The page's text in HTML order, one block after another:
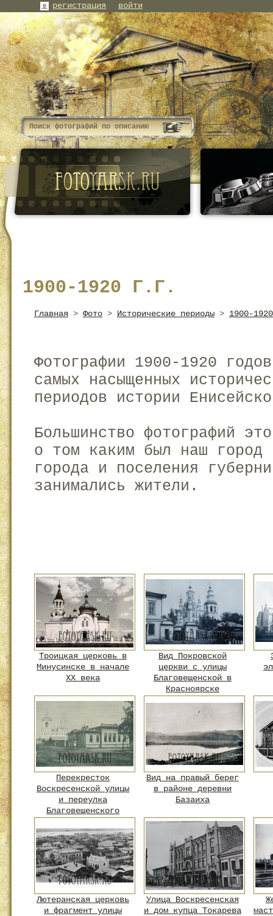
1900-1920 Г.Г.
Главная > Фото > Исторические периоды > 1900-
Фотографии 1900-1920
самых насыщенных
периодов истории
Большинство фотографий
о том каким был наш город
города и поселения
занимались жители.
Троицкая церковь в
Минусинске в начале
XX века
Вид Покровской
церкви с улицы
Благовещенской в
Красноярске
Перекресток
Воскресенской улицы
и переулка
Благовещенского
Вид на правый берег
в районе деревни
Базаиха
Лютеранская церковь
и фрагмент улицы
Улица Воскресенская
и дом купца Токарева
регистрация войти